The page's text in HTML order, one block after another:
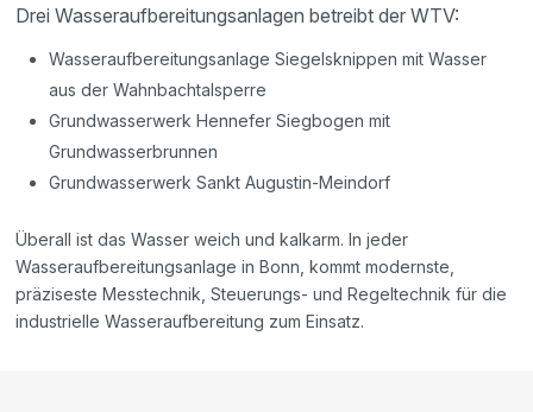
Drei Wasseraufbereitungsanlagen betreibt der WTV:
Wasseraufbereitungsanlage Siegelsknippen mit Wasser
aus der Wahnbachtalsperre
Grundwasserwerk Hennefer Siegbogen mit
Grundwasserbrunnen
Grundwasserwerk Sankt Augustin-Meindorf
Überall ist das Wasser weich und kalkarm. In jeder
Wasseraufbereitungsanlage in Bonn, kommt modernste,
präziseste Messtechnik, Steuerungs- und Regeltechnik für die
industrielle Wasseraufbereitung zum Einsatz.